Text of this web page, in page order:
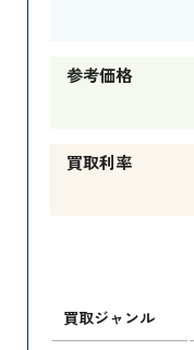
参考価格
買取利率
買取ジャンル